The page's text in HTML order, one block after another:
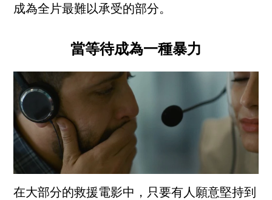
成為全片最難以承受的部分。
當等待成為一種暴力
在大部分的救援電影中，只要有人願意堅持到